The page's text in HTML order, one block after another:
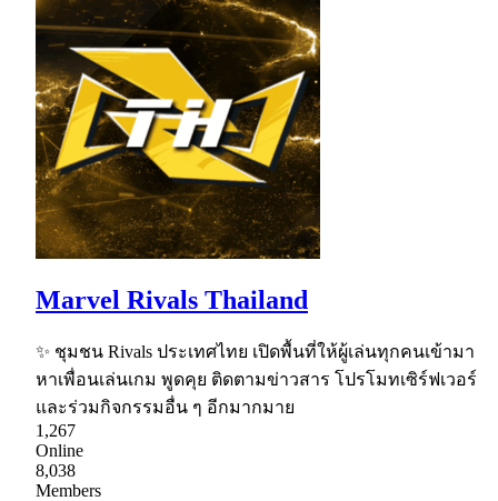
Marvel Rivals Thailand
✨ ชุมชน Rivals ประเทศไทย เปิดพื้นที่ให้ผู้เล่นทุกคนเข้ามา
หาเพื่อนเล่นเกม พูดคุย ติดตามข่าวสาร โปรโมทเซิร์ฟเวอร์
และร่วมกิจกรรมอื่น ๆ อีกมากมาย
1,267
Online
8,038
Members